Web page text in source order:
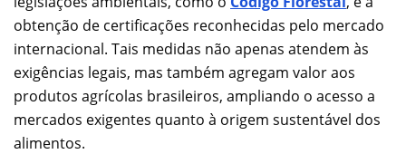
obtenção de certificações reconhecidas pelo mercado
internacional. Tais medidas não apenas atendem às
exigências legais, mas também agregam valor aos
produtos agrícolas brasileiros, ampliando o acesso a
mercados exigentes quanto à origem sustentável dos
alimentos.